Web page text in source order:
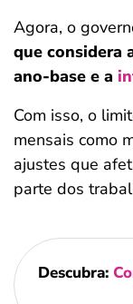
Agora, o
que considera
ano-base e a
Com isso, o
mensais como
ajustes que
parte dos
Descubra: